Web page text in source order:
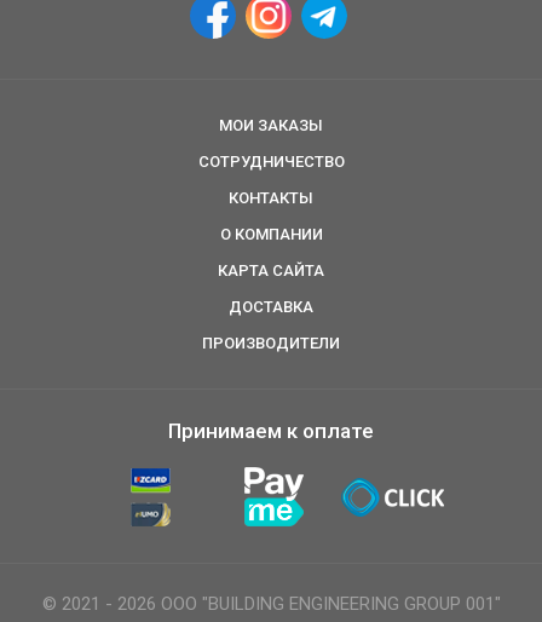
МОИ ЗАКАЗЫ
СОТРУДНИЧЕСТВО
КОНТАКТЫ
О КОМПАНИИ
КАРТА САЙТА
ДОСТАВКА
ПРОИЗВОДИТЕЛИ
Принимаем к оплате
© 2021 - 2026 ООО "BUILDING ENGINEERING GROUP 001"